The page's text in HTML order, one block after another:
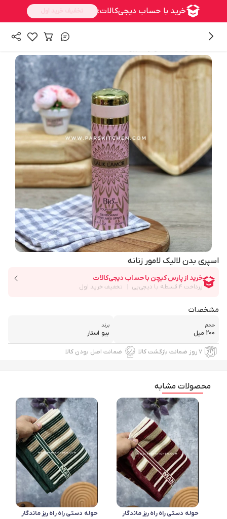
اسپری بدن لالیک لامور زنانه
مشخصات
حجم
200 میل
برند
بیو استار
۷ روز ضمانت بازگشت کالا ضمانت اصل بودن کالا
محصولات مشابه
حوله دستی راه راه ریز ماندگار
حوله دستی راه راه ریز ماندگار